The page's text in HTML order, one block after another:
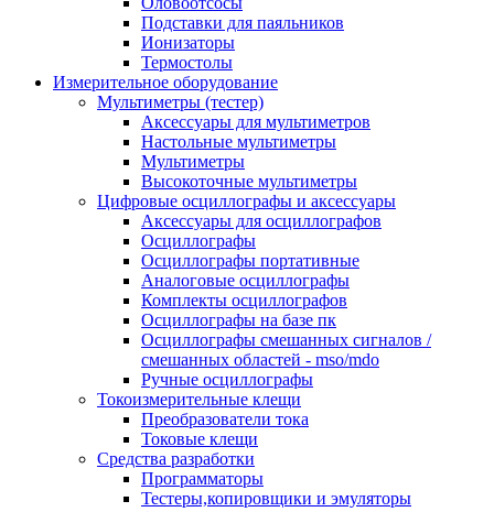
Подставки для паяльников
Ионизаторы
Термостолы
Измерительное оборудование
Мультиметры (тестер)
Аксессуары для мультиметров
Настольные мультиметры
Мультиметры
Высокоточные мультиметры
Цифровые осциллографы и аксессуары
Аксессуары для осциллографов
Осциллографы
Осциллографы портативные
Аналоговые осциллографы
Комплекты осциллографов
Осциллографы на базе пк
Осциллографы смешанных сигналов /
смешанных областей - mso/mdo
Ручные осциллографы
Токоизмерительные клещи
Преобразователи тока
Токовые клещи
Средства разработки
Программаторы
Тестеры,копировщики и эмуляторы